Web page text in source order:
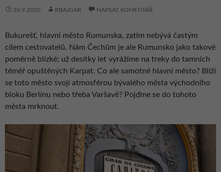
26.9.2020 RBAJGAR NAPSAT KOMENTÁŘ
Bukurešť, hlavní město Rumunska, zatím nebývá častým
cílem cestovatelů. Nám Čechům je ale Rumunsko jako takové
poměrně blízké; už desítky let vyrážíme na treky do tamních
téměř opuštěných Karpat. Co ale samotné hlavní město? Blíží
se toto město svojí atmosférou bývalého města východního
bloku Berlínu nebo třeba Varšavě? Pojďme se do tohoto
města mrknout.